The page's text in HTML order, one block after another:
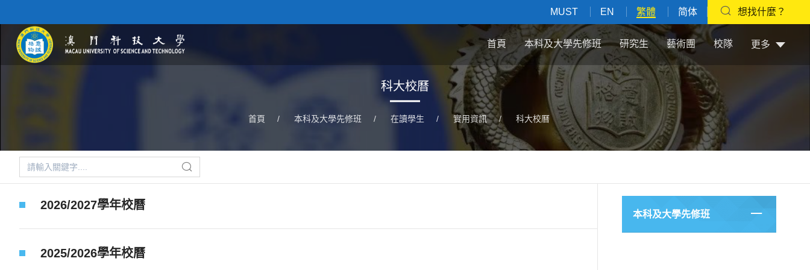
MUST EN 繁體 简体 想找什麼？
首頁 本科及大學先修班 研究生 藝術團 校隊 更多
科大校曆
首頁 / 本科及大學先修班 / 在讀學生 / 實用資訊 / 科大校曆
2026/2027學年校曆
2025/2026學年校曆
本科及大學先修班